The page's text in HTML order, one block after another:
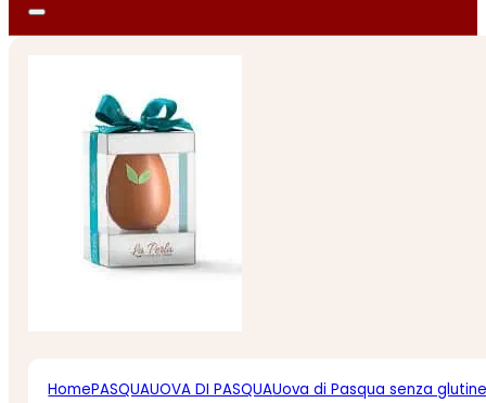
HomePASQUAUOVA DI PASQUAUova di Pasqua senza